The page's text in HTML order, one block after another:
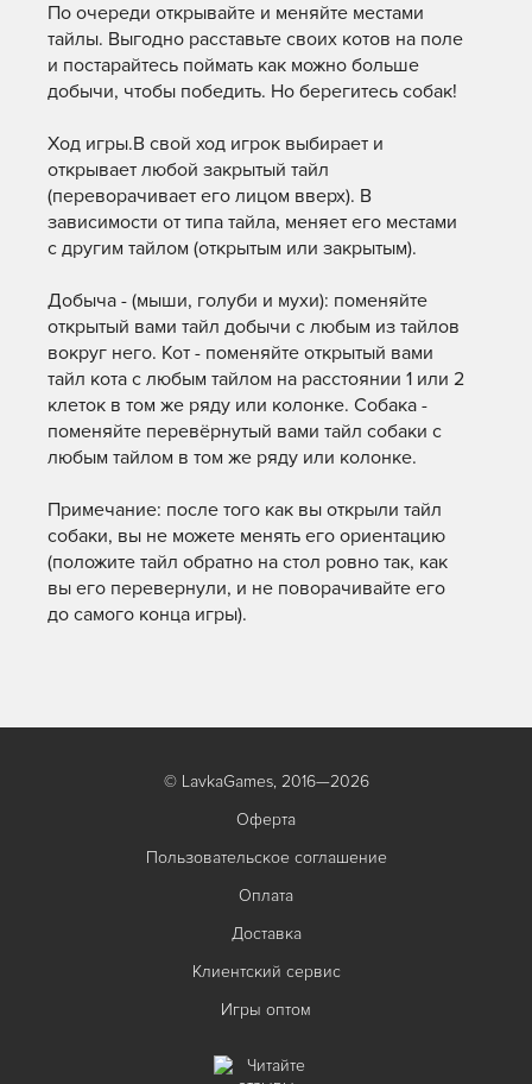
По очереди открывайте и меняйте местами
тайлы. Выгодно расставьте своих котов на поле
и постарайтесь поймать как можно больше
добычи, чтобы победить. Но берегитесь собак!
Ход игры.В свой ход игрок выбирает и
открывает любой закрытый тайл
(переворачивает его лицом вверх). В
зависимости от типа тайла, меняет его местами
с другим тайлом (открытым или закрытым).
Добыча - (мыши, голуби и мухи): поменяйте
открытый вами тайл добычи с любым из тайлов
вокруг него. Кот - поменяйте открытый вами
тайл кота с любым тайлом на расстоянии 1 или 2
клеток в том же ряду или колонке. Собака -
поменяйте перевёрнутый вами тайл собаки с
любым тайлом в том же ряду или колонке.
Примечание: после того как вы открыли тайл
собаки, вы не можете менять его ориентацию
(положите тайл обратно на стол ровно так, как
вы его перевернули, и не поворачивайте его
до самого конца игры).
© LavkaGames, 2016—2026
Оферта
Пользовательское соглашение
Оплата
Доставка
Клиентский сервис
Игры оптом